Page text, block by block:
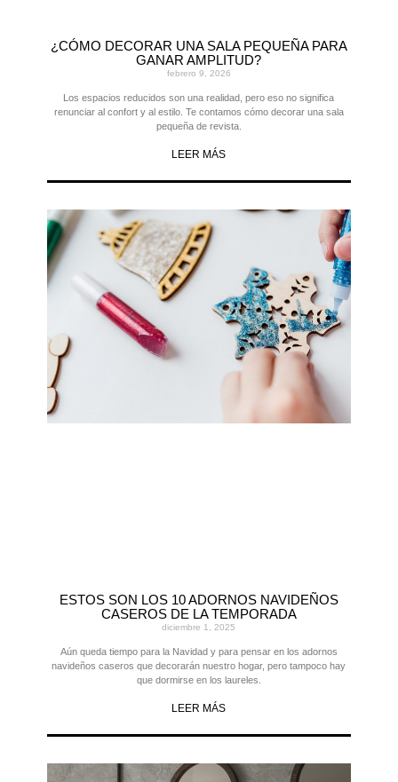
¿CÓMO DECORAR UNA SALA PEQUEÑA PARA
GANAR AMPLITUD?
febrero 9, 2026
Los espacios reducidos son una realidad, pero eso no significa
renunciar al confort y al estilo. Te contamos cómo decorar una sala
pequeña de revista.
LEER MÁS
ESTOS SON LOS 10 ADORNOS NAVIDEÑOS
CASEROS DE LA TEMPORADA
diciembre 1, 2025
Aún queda tiempo para la Navidad y para pensar en los adornos
navideños caseros que decorarán nuestro hogar, pero tampoco hay
que dormirse en los laureles.
LEER MÁS